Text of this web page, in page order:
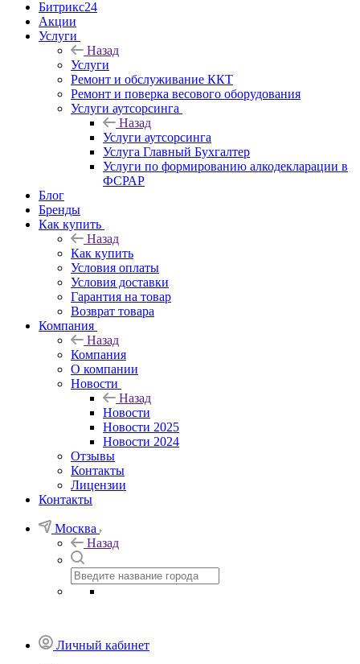
Битрикс24
Акции
Услуги
Назад
Услуги
Ремонт и обслуживание ККТ
Ремонт и поверка весового оборудования
Услуги аутсорсинга
Назад
Услуги аутсорсинга
Услуга Главный Бухгалтер
Услуги по формированию алкодекларации в
ФСРАР
Блог
Бренды
Как купить
Назад
Как купить
Условия оплаты
Условия доставки
Гарантия на товар
Возврат товара
Компания
Назад
Компания
О компании
Новости
Назад
Новости
Новости 2025
Новости 2024
Отзывы
Контакты
Лицензии
Контакты
Москва
Назад
Личный кабинет